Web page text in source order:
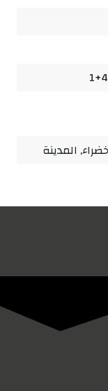
المدينة